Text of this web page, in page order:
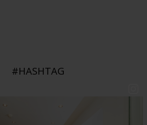
#HASHTAG